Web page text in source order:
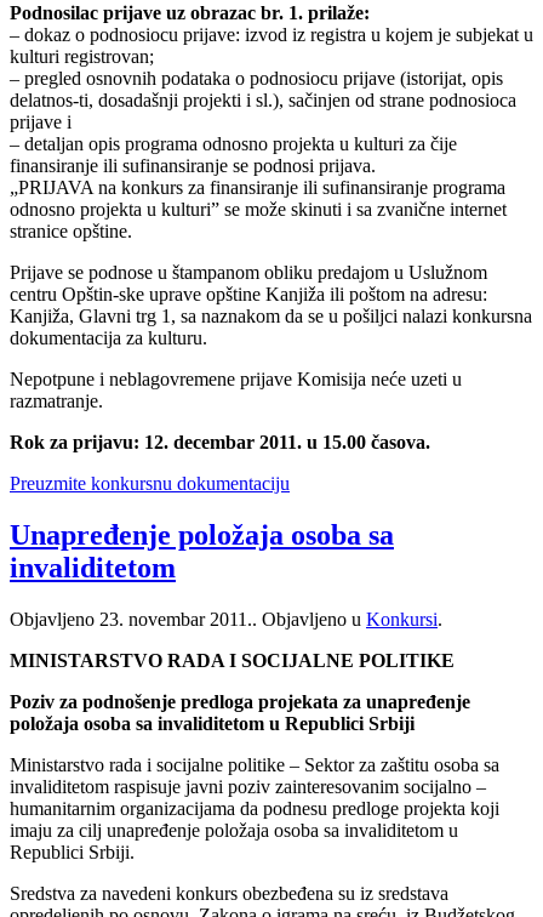
Podnosilac prijave uz obrazac br. 1. prilaže:
– dokaz o podnosiocu prijave: izvod iz registra u kojem je subjekat u
kulturi registrovan;
– pregled osnovnih podataka o podnosiocu prijave (istorijat, opis
delatnos-ti, dosadašnji projekti i sl.), sačinjen od strane podnosioca
prijave i
– detaljan opis programa odnosno projekta u kulturi za čije
finansiranje ili sufinansiranje se podnosi prijava.
„PRIJAVA na konkurs za finansiranje ili sufinansiranje programa
odnosno projekta u kulturi” se može skinuti i sa zvanične internet
stranice opštine.
Prijave se podnose u štampanom obliku predajom u Uslužnom
centru Opštin-ske uprave opštine Kanjiža ili poštom na adresu:
Kanjiža, Glavni trg 1, sa naznakom da se u pošiljci nalazi konkursna
dokumentacija za kulturu.
Nepotpune i neblagovremene prijave Komisija neće uzeti u
razmatranje.
Rok za prijavu: 12. decembar 2011. u 15.00 časova.
Preuzmite konkursnu dokumentaciju
Unapređenje položaja osoba sa
invaliditetom
Objavljeno 23. novembar 2011.. Objavljeno u Konkursi.
MINISTARSTVO RADA I SOCIJALNE POLITIKE
Poziv za podnošenje predloga projekata za unapređenje
položaja osoba sa invaliditetom u Republici Srbiji
Ministarstvo rada i socijalne politike – Sektor za zaštitu osoba sa
invaliditetom raspisuje javni poziv zainteresovanim socijalno –
humanitarnim organizacijama da podnesu predloge projekta koji
imaju za cilj unapređenje položaja osoba sa invaliditetom u
Republici Srbiji.
Sredstva za navedeni konkurs obezbeđena su iz sredstava